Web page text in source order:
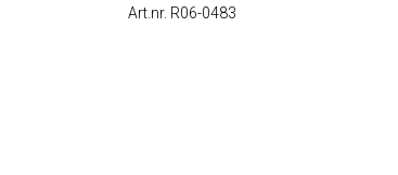
Art.nr. R06-0483